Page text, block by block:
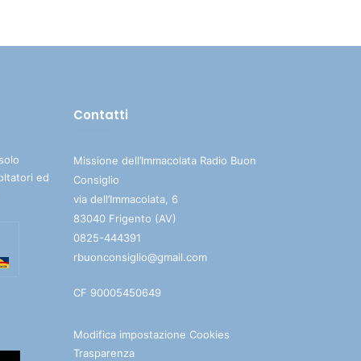
ed
Contatti
Missione dell’Immacolata Radio Buon
Consiglio
via dell’Immacolata, 6
83040 Frigento (AV)
0825-444391
rbuonconsiglio@gmail.com
CF 90005450649
Modifica impostazione Cookies
Trasparenza